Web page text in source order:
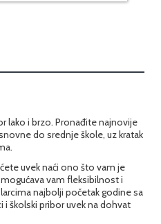
lako i brzo. Pronađite najnovije
do srednje škole, uz kratak
uvek naći ono što vam je
vam fleksibilnost i
najbolji početak godine sa
i školski pribor uvek na dohvat